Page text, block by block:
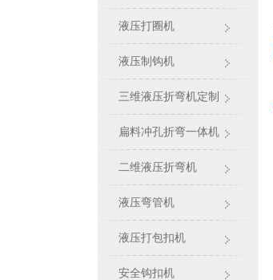
液压打圈机
液压制钩机
三维液压折弯机定制
扁料冲孔折弯一体机
二维液压折弯机
液压弯管机
液压打包扣机
安全钩扣机